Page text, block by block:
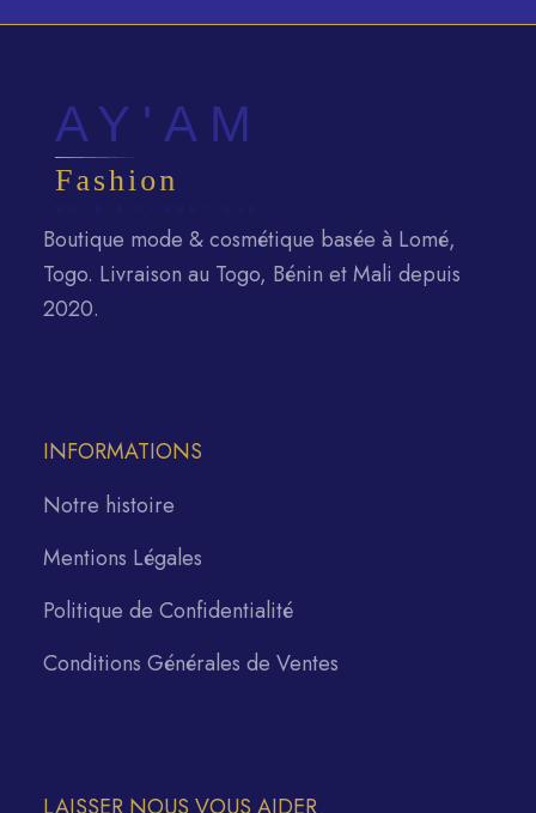
Boutique mode & cosmétique basée à Lomé,
Togo. Livraison au Togo, Bénin et Mali depuis
2020.
INFORMATIONS
Notre histoire
Mentions Légales
Politique de Confidentialité
Conditions Générales de Ventes